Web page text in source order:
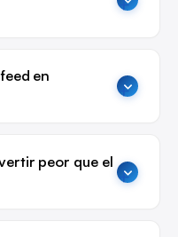
en
peor que el